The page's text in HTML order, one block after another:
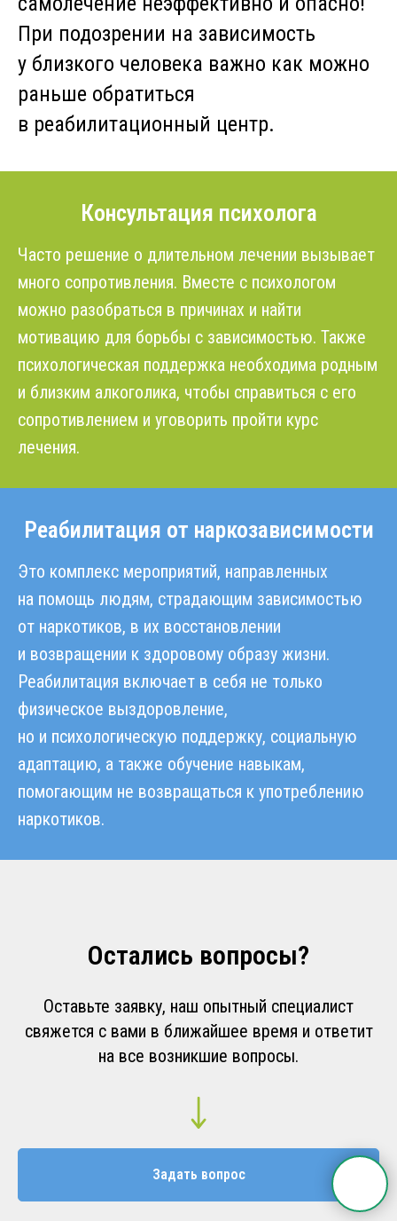
При подозрении на зависимость
у близкого человека важно как можно
раньше обратиться
в реабилитационный центр.
Консультация психолога
Часто решение о длительном лечении вызывает
много сопротивления. Вместе с психологом
можно разобраться в причинах и найти
мотивацию для борьбы с зависимостью. Также
психологическая поддержка необходима родным
и близким алкоголика, чтобы справиться с его
сопротивлением и уговорить пройти курс
лечения.
Реабилитация от наркозависимости
Это комплекс мероприятий, направленных
на помощь людям, страдающим зависимостью
от наркотиков, в их восстановлении
и возвращении к здоровому образу жизни.
Реабилитация включает в себя не только
физическое выздоровление,
но и психологическую поддержку, социальную
адаптацию, а также обучение навыкам,
помогающим не возвращаться к употреблению
наркотиков.
Остались вопросы?
Оставьте заявку, наш опытный специалист
свяжется с вами в ближайшее время и ответит
на все возникшие вопросы.
Задать вопрос